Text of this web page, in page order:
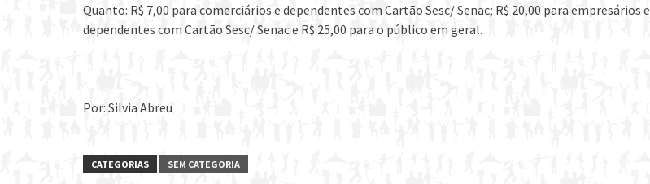
Quanto: R$ 7,00 para comerciários e dependentes com Cartão Sesc/ Senac; R$ 20,00 para empresários e
dependentes com Cartão Sesc/ Senac e R$ 25,00 para o público em geral.
Por: Silvia Abreu
CATEGORIAS SEM CATEGORIA